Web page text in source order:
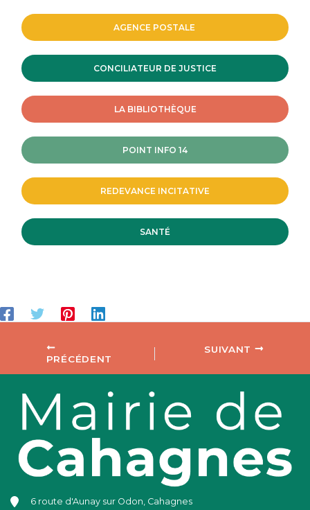
AGENCE POSTALE
CONCILIATEUR DE JUSTICE
LA BIBLIOTHÈQUE
POINT INFO 14
REDEVANCE INCITATIVE
SANTÉ
PRÉCÉDENT
SUIVANT
6 route d'Aunay sur Odon, Cahagnes